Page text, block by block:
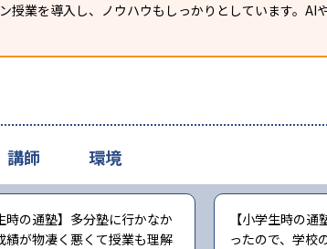
授業を導入し、ノウハウもしっかりとしています。AI
時の通塾】多分塾に行かなか
績が物凄く悪くて授業も理解
【小学生時の
ったので、学校
講師 環境